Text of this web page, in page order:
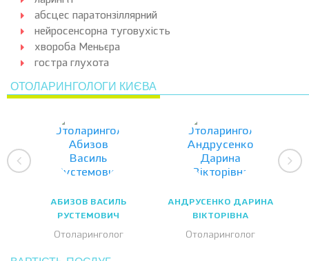
абсцес паратонзіллярний
нейросенсорна туговухість
хвороба Меньєра
гостра глухота
ОТОЛАРИНГОЛОГИ КИЄВА
АБИЗОВ ВАСИЛЬ
РУСТЕМОВИЧ
Отоларинголог
АНДРУСЕНКО ДАРИНА
ВІКТОРІВНА
Отоларинголог